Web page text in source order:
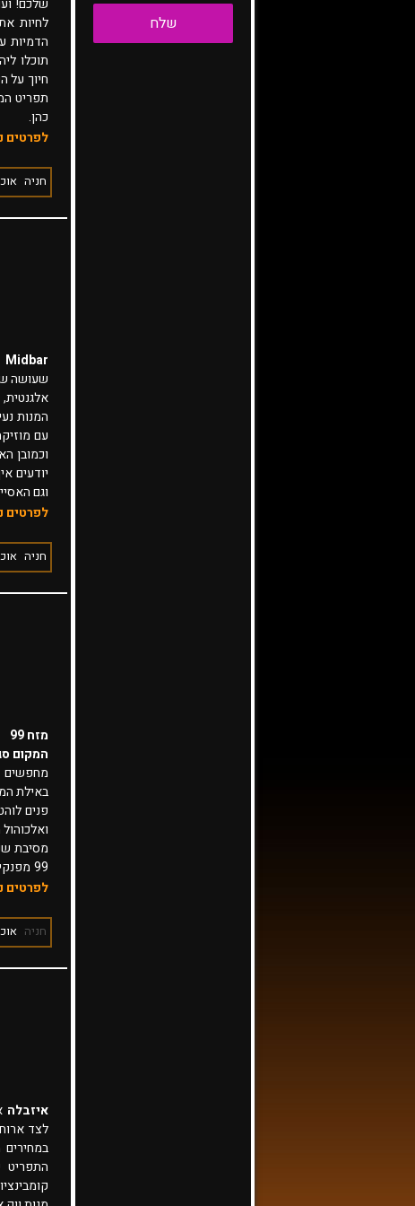
שלכם!
הדמיות
תוכלו
חיוך על
תפריט
כהן.
לפרטים
חניה
Midbar - מידבר
שעושה
עם
וכמובן
יודעים
וגם
לפרטים
חניה
מזח 99
המקום
באילת
פנים
99
לפרטים
חניה
איזבלה
לצד
התפריט